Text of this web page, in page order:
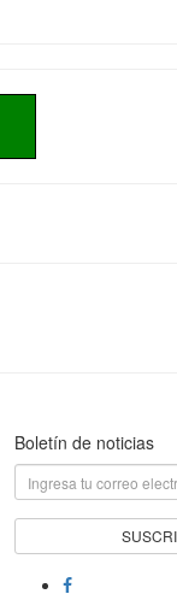
Boletín de noticias